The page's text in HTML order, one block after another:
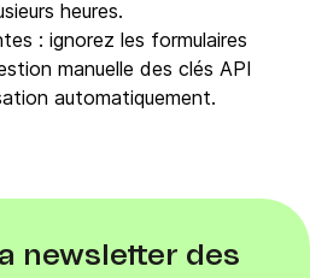
heures.
: ignorez les formulaires
manuelle des clés API
automatiquement.
newsletter des